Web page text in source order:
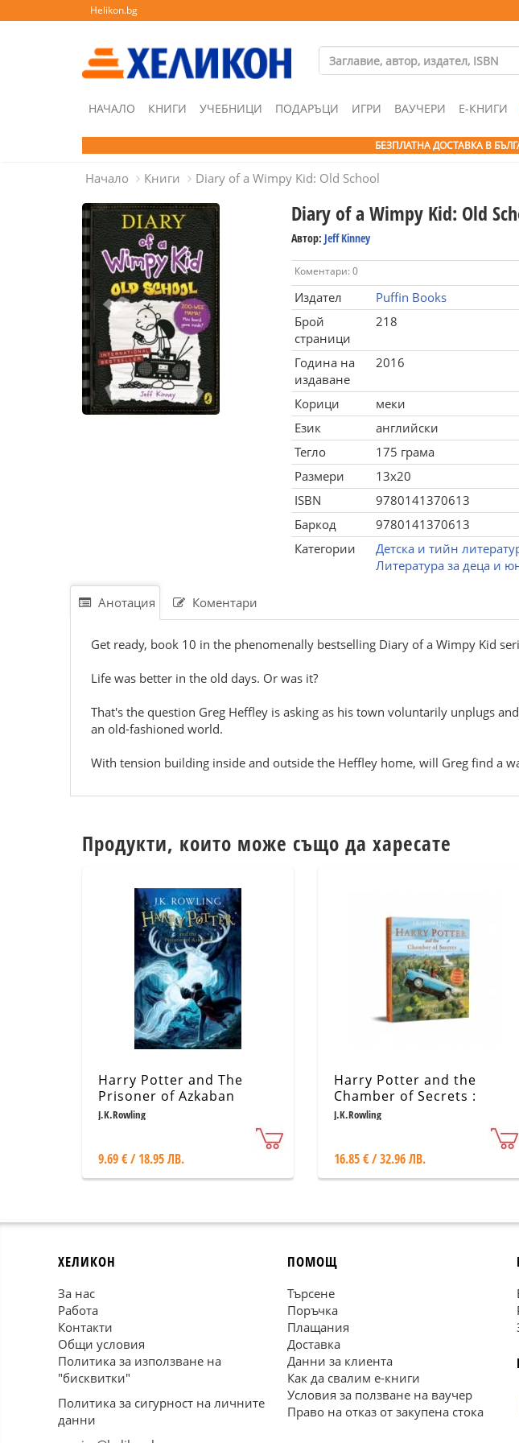
Helikon.bg
НАЧАЛО КНИГИ УЧЕБНИЦИ ПОДАРЪЦИ ИГРИ ВАУЧЕРИ Е-КНИГИ
БЕЗПЛАТНА ДОСТАВКА В
Начало Книги Diary of a Wimpy Kid: Old School
Diary of a Wimpy Kid: Old
Автор: Jeff Kinney
Коментари: 0
Издател
Puffin Books
Брой
страници
218
Година на
издаване
2016
Корици
меки
Език
английски
Тегло
175 грама
Размери
13x20
ISBN
9780141370613
Баркод
9780141370613
Категории
Детска и тийн
Литература за деца и
Анотация Коментари
Get ready, book 10 in the phenomenally bestselling Diary of a Wimpy Kid
Life was better in the old days. Or was it?
That's the question Greg Heffley is asking as his town voluntarily unplugs
an old-fashioned world.
With tension building inside and outside the Heffley home, will Greg find a
Продукти, които може също да харесате
Harry Potter and The
Prisoner of Azkaban
J.K.Rowling
9.69 € / 18.95 ЛВ.
Harry Potter and the
Chamber of Secrets :
Illustrated Edition
J.K.Rowling
16.85 € / 32.96 ЛВ.
ХЕЛИКОН
За нас
Работа
Контакти
Общи условия
Политика за използване на
"бисквитки"
Политика за сигурност на личните
данни
ПОМОЩ
Търсене
Поръчка
Плащания
Доставка
Данни за клиента
Как да свалим е-книги
Условия за ползване на ваучер
Право на отказ от закупена стока